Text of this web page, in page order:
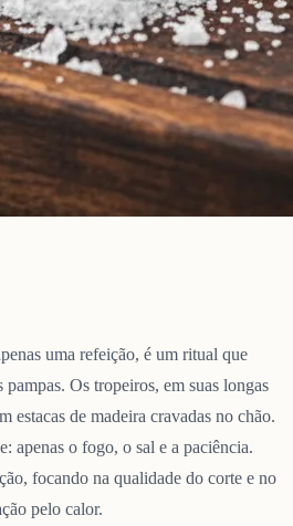
uma refeição, é um ritual que
Os tropeiros, em suas longas
estacas de madeira cravadas no chão.
apenas o fogo, o sal e a paciência.
focando na qualidade do corte e no
pelo calor.